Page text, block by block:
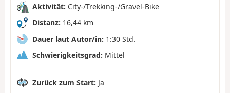
Aktivität: City-/Trekking-/Gravel-Bike
Distanz: 16,44 km
Dauer laut Autor/in: 1:30 Std.
Schwierigkeitsgrad: Mittel
Zurück zum Start: Ja